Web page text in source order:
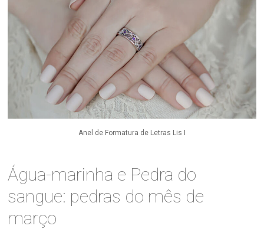
Anel de Formatura de Letras Lis I
Água-marinha e Pedra do
sangue: pedras do mês de
março